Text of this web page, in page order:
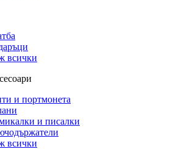
всички
и портмонета
и писалки
всички